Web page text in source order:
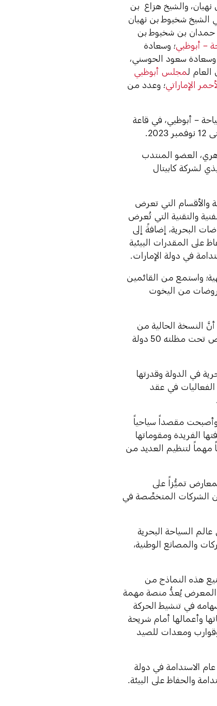
والشيخ هزاع بن
الشيخ شخبوط بن نهيان
حمدان بن شخبوط بن
– أبوظبي؛ وسعادة
سعود الحوسني،
العام لمجلس أبوظبي
الإماراتي؛ وعدد من
– أبوظبي، في قاعة
العضو المنتدب
لشركة كابيتال
والأقسام التي تعرض
والتقنية التي تُعرض
البحرية، إضافةً إلى
على المقدرات البيئية
في دولة الإمارات.
واستمع من القائمين
من اليخوت
النسخة الحالية من
المعرض تُعدُّ الأكبر منذ انطلاقته الأولى في عام 2018، حيث يجمع المعرض تحت مظلته 50 دولة
في الدولة وقدرتها
في عقد
وأصبحت مقصداً سياحياً
الفريدة ومقوماتها
مهماً لتنظيم العديد من
تميُّزاً على
الشركات المتخصِّصة في
السياحة البحرية
والمصانع الوطنية،
هذه النماذج من
أنَّ المعرض يُعدُّ منصة مهمة
في تنشيط الحركة
وأعمالها أمام شريحة
ومعدات للصيد
الاستدامة في دولة
والحفاظ على البيئة.